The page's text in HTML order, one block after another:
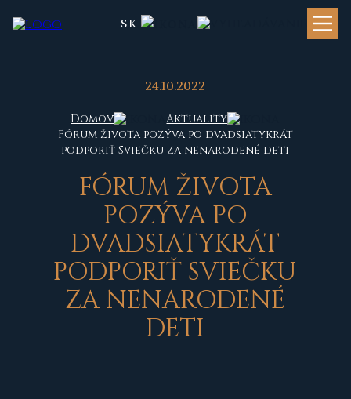
SK
24.10.2022
Domov
Aktuality
Fórum života pozýva po dvadsiatykrát
podporiť Sviečku za nenarodené deti
FÓRUM ŽIVOTA
POZÝVA PO
DVADSIATYKRÁT
PODPORIŤ SVIEČKU
ZA NENARODENÉ
DETI